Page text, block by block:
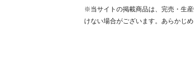
※当サイトの掲載商品は、完売・生
けない場合がございます。あらかじ